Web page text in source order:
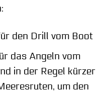
den Drill vom Boot
das Angeln vom
in der Regel kürzer
um den